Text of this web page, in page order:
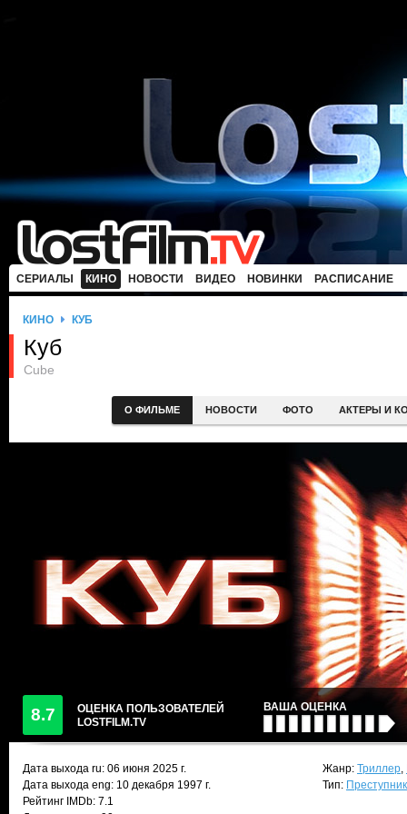
СЕРИАЛЫ КИНО НОВОСТИ ВИДЕО НОВИНКИ РАСПИСАНИЕ
КИНО КУБ
Куб
Cube
О ФИЛЬМЕ НОВОСТИ ФОТО АКТЕРЫ И
8.7
ОЦЕНКА ПОЛЬЗОВАТЕЛЕЙ
LOSTFILM.TV
ВАША ОЦЕНКА
Дата выхода ru: 06 июня 2025 г.
Дата выхода eng: 10 декабря 1997 г.
Рейтинг IMDb: 7.1
Жанр: Триллер,
Тип: